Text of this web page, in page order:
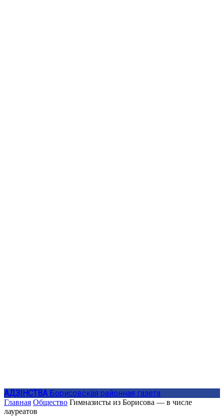
АДЗIНСТВА Борисовская районная газета
Главная Общество Гимназисты из Борисова — в числе
лауреатов